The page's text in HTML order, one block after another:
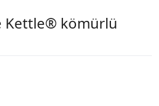
Kettle® kömürlü